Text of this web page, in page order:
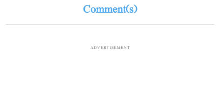
Comment(s)
ADVERTISEMENT